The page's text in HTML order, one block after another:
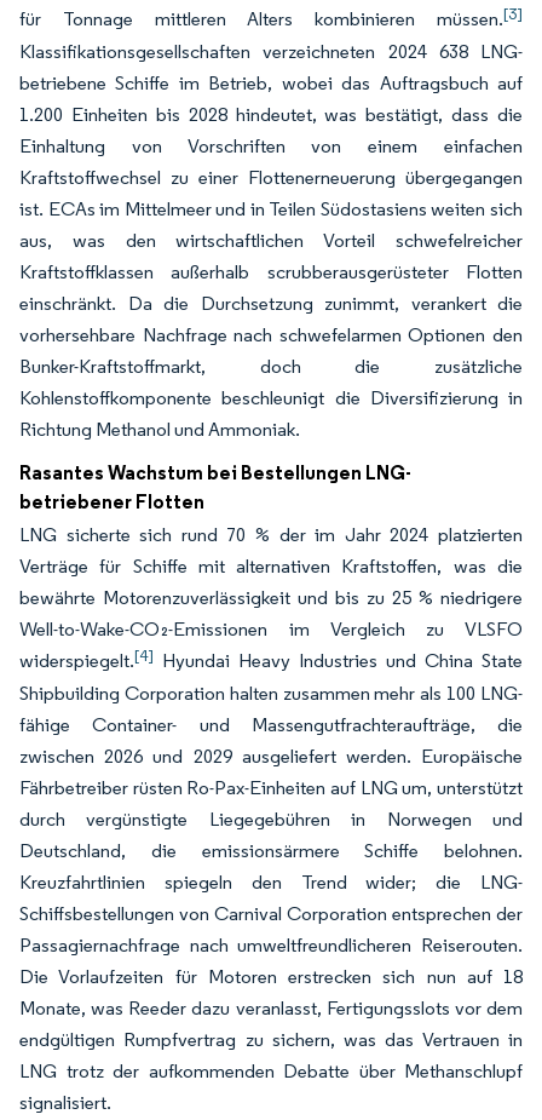
für Tonnage mittleren Alters kombinieren müssen.[3]
Klassifikationsgesellschaften verzeichneten 2024 638 LNG-
betriebene Schiffe im Betrieb, wobei das Auftragsbuch auf
1.200 Einheiten bis 2028 hindeutet, was bestätigt, dass die
Einhaltung von Vorschriften von einem einfachen
Kraftstoffwechsel zu einer Flottenerneuerung übergegangen
ist. ECAs im Mittelmeer und in Teilen Südostasiens weiten sich
aus, was den wirtschaftlichen Vorteil schwefelreicher
Kraftstoffklassen außerhalb scrubberausgerüsteter Flotten
einschränkt. Da die Durchsetzung zunimmt, verankert die
vorhersehbare Nachfrage nach schwefelarmen Optionen den
Bunker-Kraftstoffmarkt, doch die zusätzliche
Kohlenstoffkomponente beschleunigt die Diversifizierung in
Richtung Methanol und Ammoniak.
Rasantes Wachstum bei Bestellungen LNG-
betriebener Flotten
LNG sicherte sich rund 70 % der im Jahr 2024 platzierten
Verträge für Schiffe mit alternativen Kraftstoffen, was die
bewährte Motorenzuverlässigkeit und bis zu 25 % niedrigere
Well-to-Wake-CO₂-Emissionen im Vergleich zu VLSFO
widerspiegelt.[4] Hyundai Heavy Industries und China State
Shipbuilding Corporation halten zusammen mehr als 100 LNG-
fähige Container- und Massengutfrachteraufträge, die
zwischen 2026 und 2029 ausgeliefert werden. Europäische
Fährbetreiber rüsten Ro-Pax-Einheiten auf LNG um, unterstützt
durch vergünstigte Liegegebühren in Norwegen und
Deutschland, die emissionsärmere Schiffe belohnen.
Kreuzfahrtlinien spiegeln den Trend wider; die LNG-
Schiffsbestellungen von Carnival Corporation entsprechen der
Passagiernachfrage nach umweltfreundlicheren Reiserouten.
Die Vorlaufzeiten für Motoren erstrecken sich nun auf 18
Monate, was Reeder dazu veranlasst, Fertigungsslots vor dem
endgültigen Rumpfvertrag zu sichern, was das Vertrauen in
LNG trotz der aufkommenden Debatte über Methanschlupf
signalisiert.